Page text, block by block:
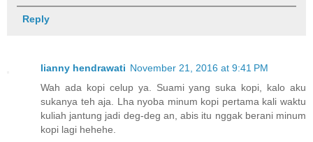
Reply
lianny hendrawati November 21, 2016 at 9:41 PM
Wah ada kopi celup ya. Suami yang suka kopi, kalo aku
sukanya teh aja. Lha nyoba minum kopi pertama kali waktu
kuliah jantung jadi deg-deg an, abis itu nggak berani minum
kopi lagi hehehe.